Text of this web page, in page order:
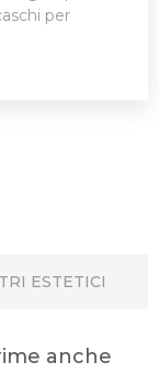
per
ESTETICI
anche